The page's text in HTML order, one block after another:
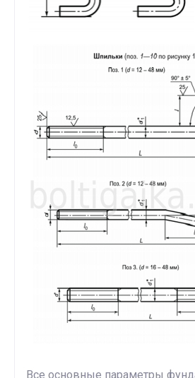
Все основные параметры